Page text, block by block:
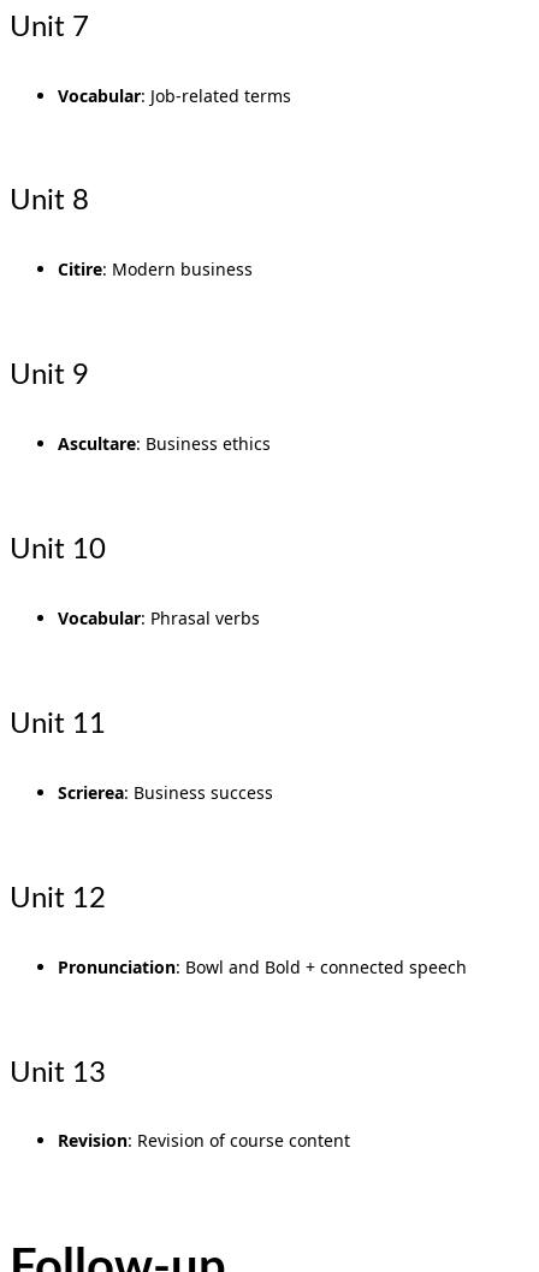
Unit 7
Vocabular: Job-related terms
Unit 8
Citire: Modern business
Unit 9
Ascultare: Business ethics
Unit 10
Vocabular: Phrasal verbs
Unit 11
Scrierea: Business success
Unit 12
Pronunciation: Bowl and Bold + connected speech
Unit 13
Revision: Revision of course content